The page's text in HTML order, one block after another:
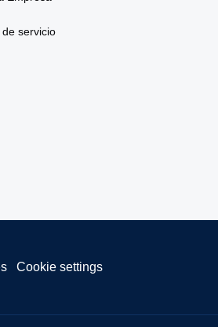
de servicio
Cookie settings